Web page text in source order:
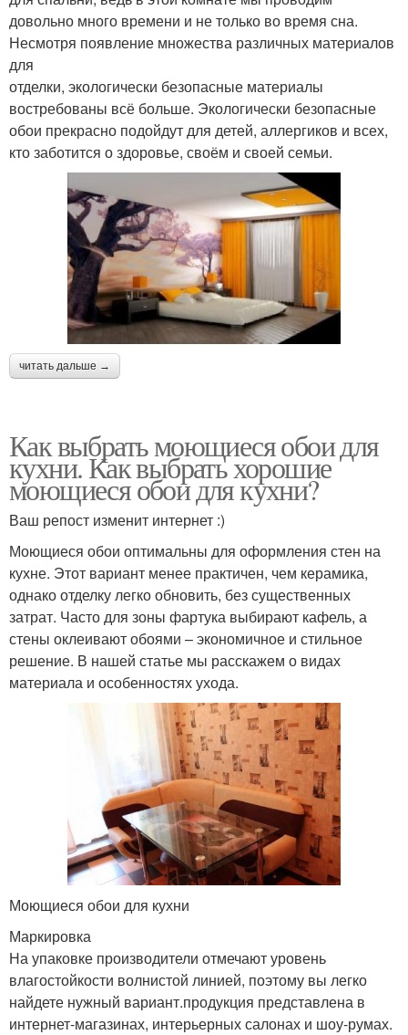
довольно много времени и не только во время сна.
Несмотря появление множества различных материалов
для
отделки, экологически безопасные материалы
востребованы всё больше. Экологически безопасные
обои прекрасно подойдут для детей, аллергиков и всех,
кто заботится о здоровье, своём и своей семьи.
читать дальше →
Как выбрать моющиеся обои для
кухни. Как выбрать хорошие
моющиеся обои для кухни?
Ваш репост изменит интернет :)
Моющиеся обои оптимальны для оформления стен на
кухне. Этот вариант менее практичен, чем керамика,
однако отделку легко обновить, без существенных
затрат. Часто для зоны фартука выбирают кафель, а
стены оклеивают обоями – экономичное и стильное
решение. В нашей статье мы расскажем о видах
материала и особенностях ухода.
Моющиеся обои для кухни
Маркировка
На упаковке производители отмечают уровень
влагостойкости волнистой линией, поэтому вы легко
найдете нужный вариант.продукция представлена в
интернет-магазинах, интерьерных салонах и шоу-румах.